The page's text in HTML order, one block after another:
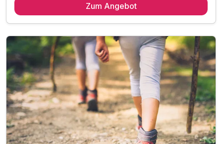
2 x reichhaltiges Frühstück vom Buffet
1 x Futter und Trinknapf
1 x Unterlage auf Leihbasis + Leckerlies
inkl. Voucher im Hotelshop
1 x Begrüßungsgetränk
1 x Kartenmaterial der Region
inkl. late check out bis 14 Uhr*
Hinweis: Hunde sind im Restaurant nicht gestattet.
inkl. Nutzung des Sauna- und Wellnessbereichs
Zum Angebot